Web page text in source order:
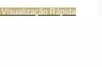
Visualização Rápida